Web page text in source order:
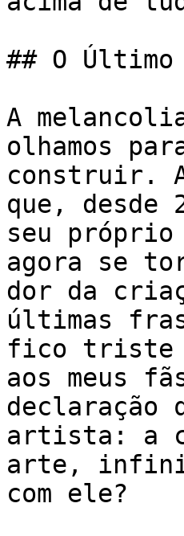
## O
A
olhamos
construir.
que, desde
seu próprio
agora se
dor da
últimas
fico triste
aos meus
declaração
artista: a
arte,
com ele?